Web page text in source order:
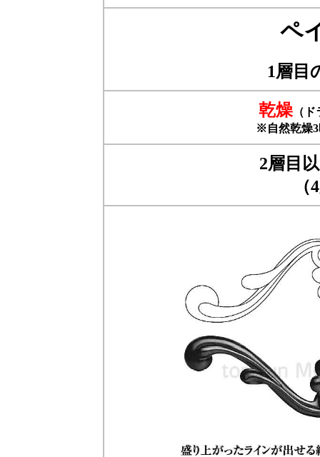
ペ
1層目
乾燥 （
※自然乾燥3
2層目